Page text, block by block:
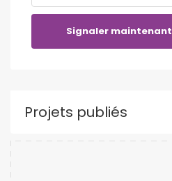
Signaler maintenant
Projets publiés